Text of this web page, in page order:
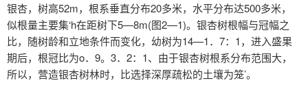
银杏，树高52m，根系垂直分布20多米，水平分布达500多米，
似根量主要集‘h在距树下5—8m(图2—1)。银杏树根幅与冠幅之
比，随树龄和立地条件而变化，幼树为14—1．7：1，进入盛果
期后，根冠比为o．9。3．2：1、由于银杏树根系分布范围大，
所以，营造银杏树林时，比选择深厚疏松的土壤为笼’。